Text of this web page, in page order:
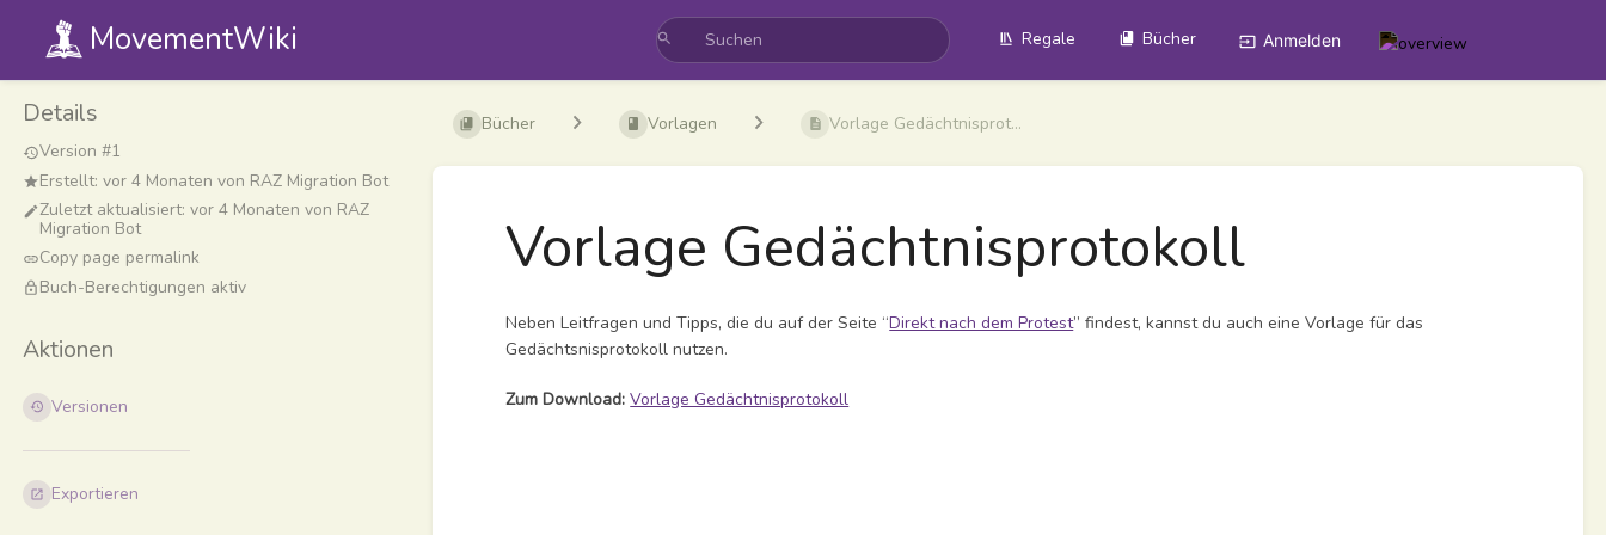
MovementWiki Regale Bücher Anmelden
Details
Version #1
Erstellt: vor 4 Monaten von RAZ Migration Bot
Zuletzt aktualisiert: vor 4 Monaten von RAZ
Migration Bot
Copy page permalink
Buch-Berechtigungen aktiv
Aktionen
Versionen
Exportieren
Bücher Vorlagen Vorlage Gedächtnisprot...
Vorlage Gedächtnisprotokoll
Neben Leitfragen und Tipps, die du auf der Seite “Direkt nach dem Protest” findest, kannst du auch eine Vorlage für das
Gedächtsnisprotokoll nutzen.
Zum Download:Vorlage Gedächtnisprotokoll